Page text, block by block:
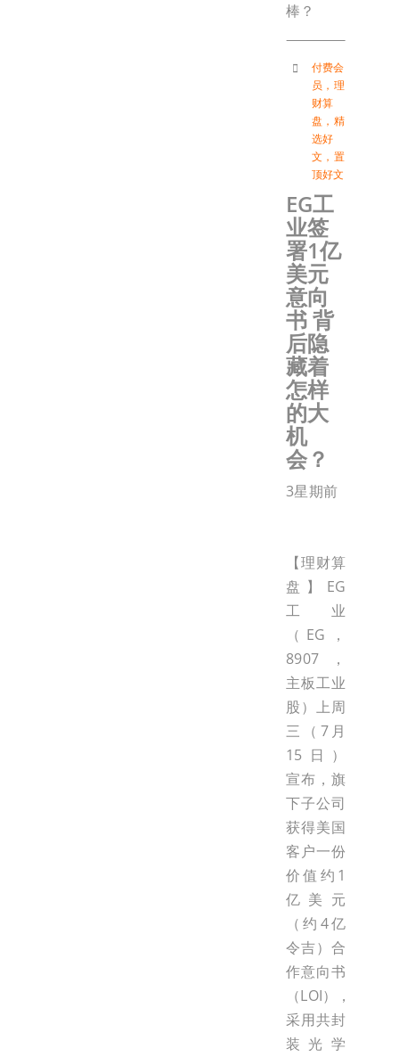
棒？
付费会
员 ， 理
财算
盘 ， 精
选好
文 ， 置
顶好文
EG工
业签
署1亿
美元
意向
书 背
后隐
藏着
怎样
的大
机
会？
3星期前
【理财算
盘】EG
工业
（EG，
8907，
主板工业
股）上周
三（7月
15日）
宣布，旗
下子公司
获得美国
客户一份
价值约1
亿美元
（约4亿
令吉）合
作意向书
（LOI），
采用共封
装光学